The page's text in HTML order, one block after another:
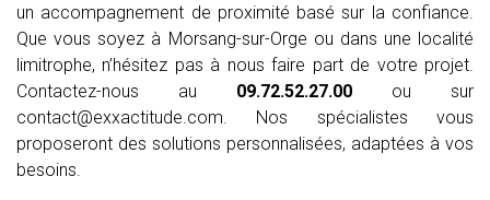
un accompagnement de proximité basé sur la confiance.
Que vous soyez à Morsang-sur-Orge ou dans une localité
limitrophe, n’hésitez pas à nous faire part de votre projet.
Contactez-nous au 09.72.52.27.00 ou sur
contact@exxactitude.com. Nos spécialistes vous
proposeront des solutions personnalisées, adaptées à vos
besoins.